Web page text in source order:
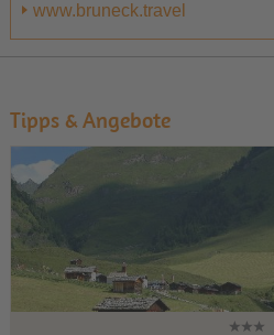
www.bruneck.travel
Tipps & Angebote
1